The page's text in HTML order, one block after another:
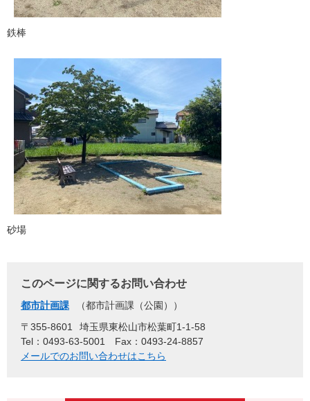
鉄棒
砂場
このページに関するお問い合わせ
都市計画課
都市計画課（公園）
〒355-8601
埼玉県東松山市松葉町1-1-58
Tel：0493-63-5001
Fax：0493-24-8857
メールでのお問い合わせはこちら